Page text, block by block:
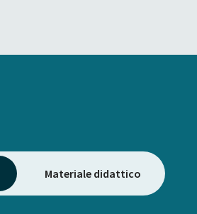
Materiale didattico